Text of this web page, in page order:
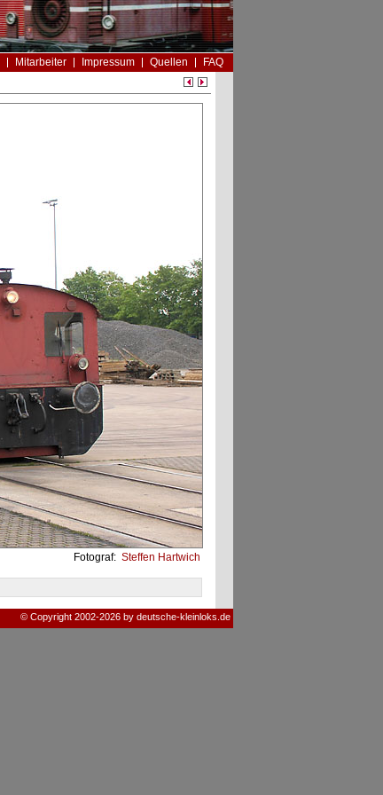
Mitarbeiter Impressum Quellen
FAQ
Fotograf: Steffen Hartwich
© Copyright 2002-2026 by deutsche-kleinloks.de